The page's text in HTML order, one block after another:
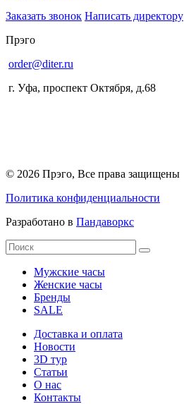
Заказать звонок Написать директору
Прэго
order@diter.ru
г. Уфа, проспект Октября, д.68
© 2026 Прэго, Все права защищены
Политика конфиденциальности
Разработано в Пандаворкс
Мужские часы
Женские часы
Бренды
SALE
Доставка и оплата
Новости
3D тур
Статьи
О нас
Контакты